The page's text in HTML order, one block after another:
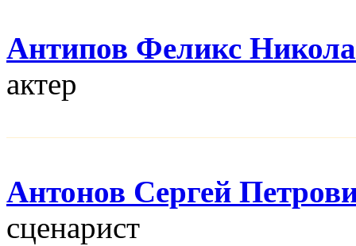
Антипов Феликс
актер
Антонов Сергей
сценарист